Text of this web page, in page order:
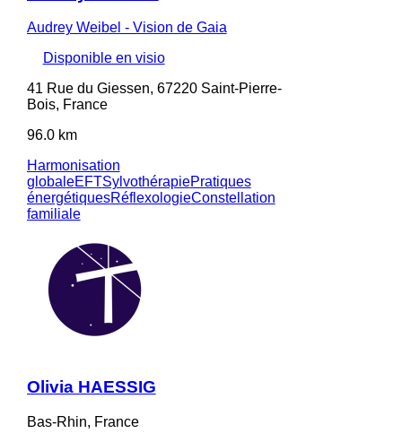
Audrey Weibel - Vision de Gaia
Disponible en visio
41 Rue du Giessen, 67220 Saint-Pierre-
Bois, France
96.0 km
Harmonisation
globaleEFTSylvothérapiePratiques
énergétiquesRéflexologieConstellation
familiale
Olivia HAESSIG
Bas-Rhin, France